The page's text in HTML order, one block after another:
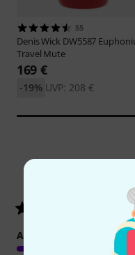
55
Denis Wick DW5587
Travel Mute
169 €
UVP: 208 €
-19%
/
ANSPRACHE